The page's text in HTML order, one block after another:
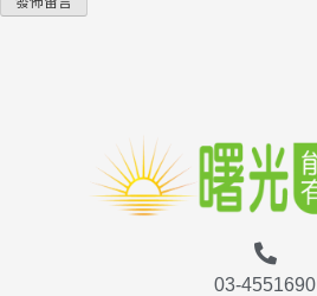
03-4551690